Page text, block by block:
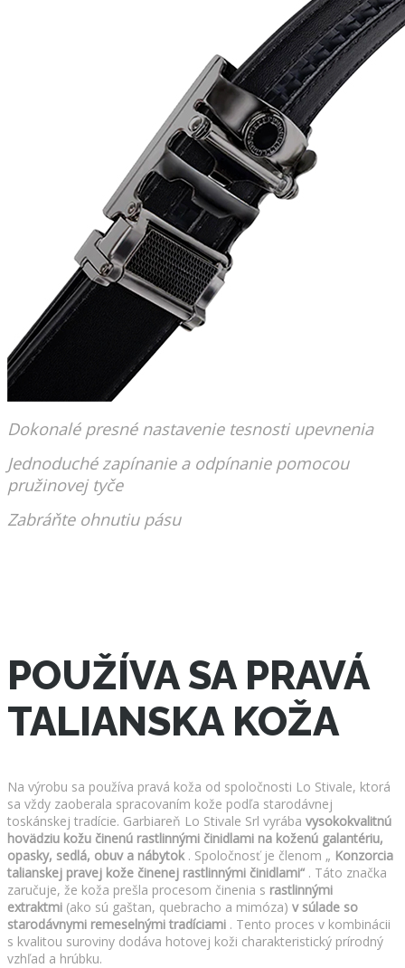
Dokonalé presné nastavenie tesnosti upevnenia
Jednoduché zapínanie a odpínanie pomocou
pružinovej tyče
Zabráňte ohnutiu pásu
POUŽÍVA SA PRAVÁ
TALIANSKA KOŽA
Na výrobu sa používa pravá koža od spoločnosti Lo Stivale, ktorá
sa vždy zaoberala spracovaním kože podľa starodávnej
toskánskej tradície. Garbiareň Lo Stivale Srl vyrába vysokokvalitnú
hovädziu kožu činenú rastlinnými činidlami na koženú galantériu,
opasky, sedlá, obuv a nábytok . Spoločnosť je členom „ Konzorcia
talianskej pravej kože činenej rastlinnými činidlami“ . Táto značka
zaručuje, že koža prešla procesom činenia s rastlinnými
extraktmi (ako sú gaštan, quebracho a mimóza) v súlade so
starodávnymi remeselnými tradíciami . Tento proces v kombinácii
s kvalitou suroviny dodáva hotovej koži charakteristický prírodný
vzhľad a hrúbku.